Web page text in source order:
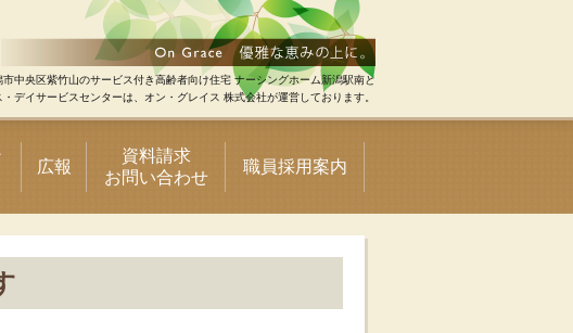
市中央区紫竹山のサービス付き高齢者向け住宅 ナーシングホーム新潟駅南と
・デイサービスセンターは、オン・グレイス 株式会社が運営しております。
広報
資料請求
お問い合わせ
職員採用案内